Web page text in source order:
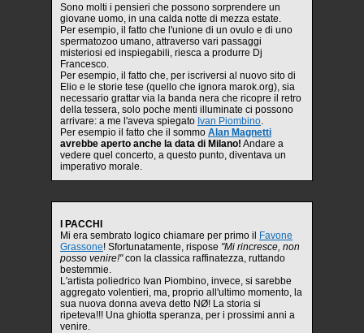
Sono molti i pensieri che possono sorprendere un
giovane uomo, in una calda notte di mezza estate.
Per esempio, il fatto che l'unione di un ovulo e di uno
spermatozoo umano, attraverso vari passaggi
misteriosi ed inspiegabili, riesca a produrre Dj
Francesco.
Per esempio, il fatto che, per iscriversi al nuovo sito di
Elio e le storie tese (quello che ignora marok.org), sia
necessario grattar via la banda nera che ricopre il retro
della tessera, solo poche menti illuminate ci possono
arrivare: a me l'aveva spiegato Ivan Piombino
Per esempio il fatto che il sommo Alan Magnetti
avrebbe aperto anche la data di Milano! Andare a
vedere quel concerto, a questo punto, diventava un
imperativo morale.
I PACCHI
Mi era sembrato logico chiamare per primo il Favone
Grassone! Sfortunatamente, rispose "Mi rincresce, non
posso venire!"con la classica raffinatezza, ruttando
bestemmie.
L'artista poliedrico Ivan Piombino, invece, si sarebbe
aggregato volentieri, ma, proprio all'ultimo momento, la
sua nuova donna aveva detto NØ! La storia si
ripeteva!!! Una ghiotta speranza, per i prossimi anni a
venire.